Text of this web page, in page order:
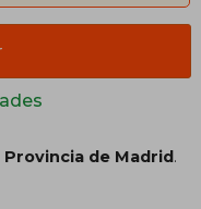
Provincia de Madrid .